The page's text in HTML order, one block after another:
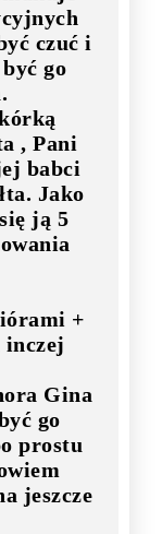
czuć i
go
, Pani
babci
Jako
ją 5
+
inczej
Gina
go
prostu
jeszcze